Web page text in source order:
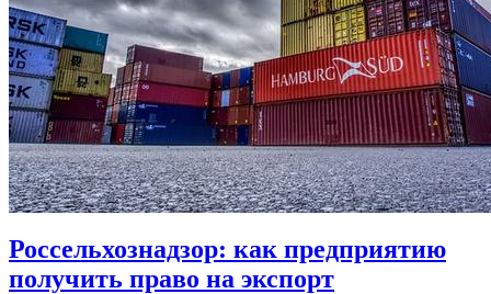
Россельхознадзор: как предприятию
получить право на экспорт